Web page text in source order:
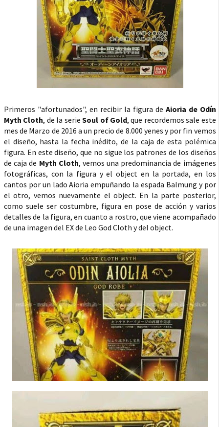
Primeros "afortunados", en recibir la figura de Aioria de Odín
Myth Cloth, de la serieSoul of Gold, que recordemos sale este
mes de Marzo de 2016 a un precio de 8.000 yenes y por fin vemos
el diseño, hasta la fecha inédito, de la caja de esta polémica
figura. En este diseño, que no sigue los patrones de los diseños
de caja de Myth Cloth, vemos una predominancia de imágenes
fotográficas, con la figura y el object en la portada, en los
cantos por un lado Aioria empuñando la espada Balmung y por
el otro, vemos nuevamente el object. En la parte posterior,
como suele ser costumbre, figura en pose de acción y varios
detalles de la figura, en cuanto a rostro, que viene acompañado
de una imagen del EX de Leo God Cloth y del object.